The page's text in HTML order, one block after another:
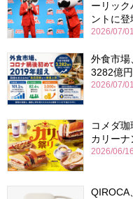
ーリッ
ントに登
2026/07/
外食市
3282億
2026/07/
コメダ
カリー
2026/06/
QIROCA